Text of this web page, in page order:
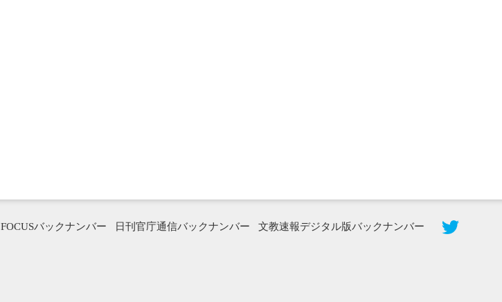
FOCUSバックナンバー 日刊官庁通信バックナンバー 文教速報デジタル版バックナンバー